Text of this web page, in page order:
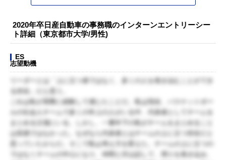
2020年卒日産自動車の事務職のインターンエントリーシー
ト詳細（東京都市大学/男性)
ES
志望動機
リーダーとは「上に立つ者ではなく、多くの人を巻き込むことができ
る存在」だと思う。
これは私が実際に経験して感じたことだ。私は現在、バスケットボー
ルの社会人チームで多くの年上の人がいる中、代表者としてチームを
まとめる立場にいる。しかし、一番年下の私がチームをまとめること
は容易ではなかった。なぜなら代表者とはチームの上に立つ存在だと
思っていたからだ。そこで私は考え方を変えた。チームの上に立つの
ではなくチームの中心になり、仲間と沢山話して、周りを巻き込み、